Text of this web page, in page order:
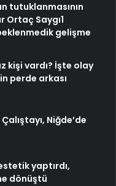
tutuklanmasının
Ortaç Saygı1
gelişme
kişi vardı? İşte olay
perde arkası
Niğde’de
yaptırdı,
dönüştü